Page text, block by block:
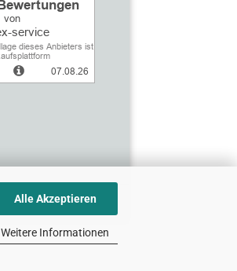
Alle Akzeptieren
Weitere Informationen